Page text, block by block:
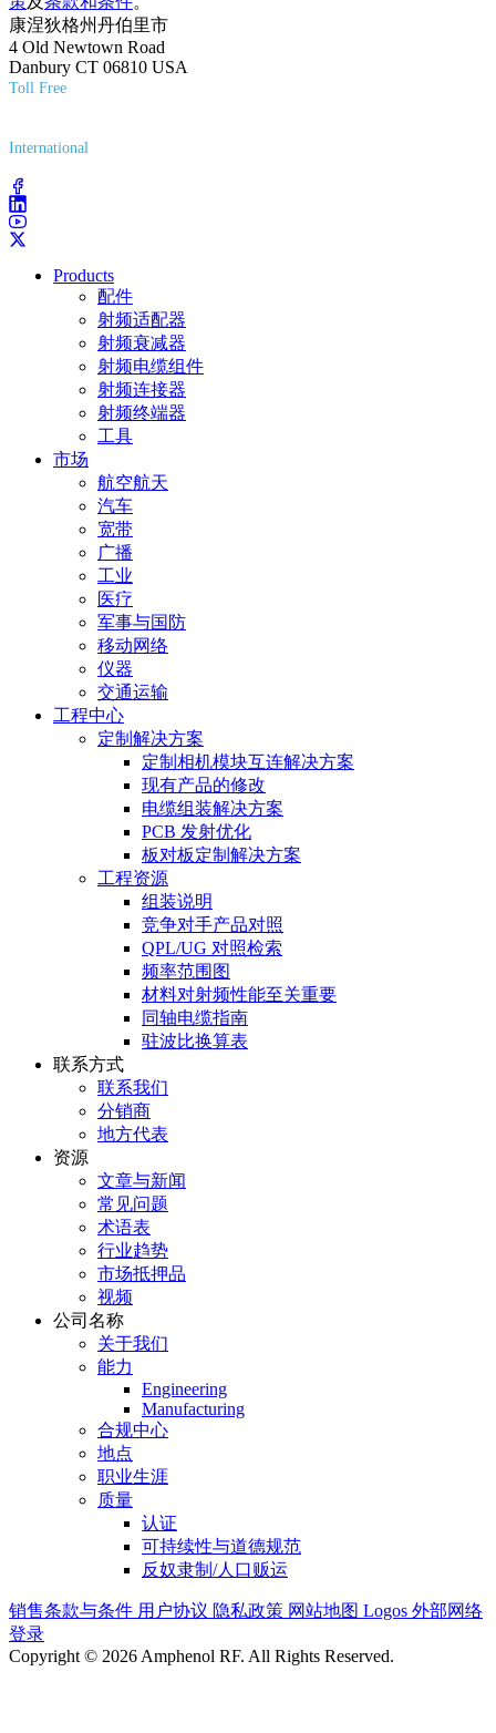
康涅狄格州丹伯里市
4 Old Newtown Road
Danbury CT 06810 USA
Toll Free
International
Products
配件
射频适配器
射频衰减器
射频电缆组件
射频连接器
射频终端器
工具
市场
航空航天
汽车
宽带
广播
工业
医疗
军事与国防
移动网络
仪器
交通运输
工程中心
定制解决方案
定制相机模块互连解决方案
现有产品的修改
电缆组装解决方案
PCB 发射优化
板对板定制解决方案
工程资源
组装说明
竞争对手产品对照
QPL/UG 对照检索
频率范围图
材料对射频性能至关重要
同轴电缆指南
驻波比换算表
联系方式
联系我们
分销商
地方代表
资源
文章与新闻
常见问题
术语表
行业趋势
市场抵押品
视频
公司名称
关于我们
能力
Engineering
Manufacturing
合规中心
地点
职业生涯
质量
认证
可持续性与道德规范
反奴隶制/人口贩运
销售条款与条件 用户协议 隐私政策 网站地图 Logos 外部网络
登录
Copyright © 2026 Amphenol RF. All Rights Reserved.